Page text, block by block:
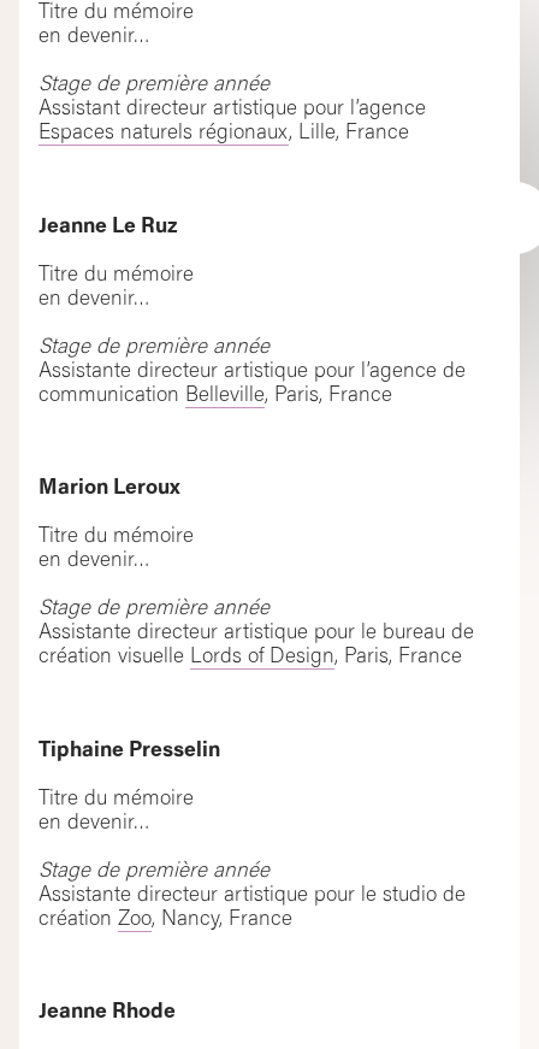
Titre du mémoire
en devenir…
Stage de première année
Assistant directeur artistique pour l’agence
Espaces naturels régionaux, Lille, France
Jeanne Le Ruz
Titre du mémoire
en devenir…
Stage de première année
Assistante directeur artistique pour l’agence de
communication Belleville, Paris, France
Marion Leroux
Titre du mémoire
en devenir…
Stage de première année
Assistante directeur artistique pour le bureau de
création visuelle Lords of Design, Paris, France
Tiphaine Presselin
Titre du mémoire
en devenir…
Stage de première année
Assistante directeur artistique pour le studio de
création Zoo, Nancy, France
Jeanne Rhode